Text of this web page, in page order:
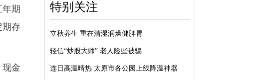
期
期存
金
特别关注
立秋养生 重在清湿润燥健脾胃
轻信“炒股大师” 老人险些被骗
连日高温晴热 太原市各公园上线降温神器